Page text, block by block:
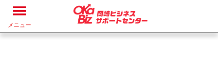
メニュー